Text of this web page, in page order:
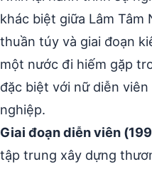
khác biệt giữa Lâm Tâm
thuần túy và giai đoạn
một nước đi hiếm gặp
đặc biệt với nữ diễn
nghiệp.
Giai đoạn diễn viên
tập trung xây dựng